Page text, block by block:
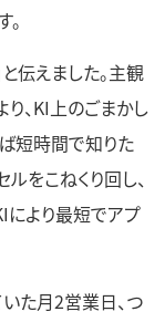
伝えました。主観
、KI上のごまかし
短時間で知りた
をこねくり回し、
により最短でアプ
た月2営業日、つ